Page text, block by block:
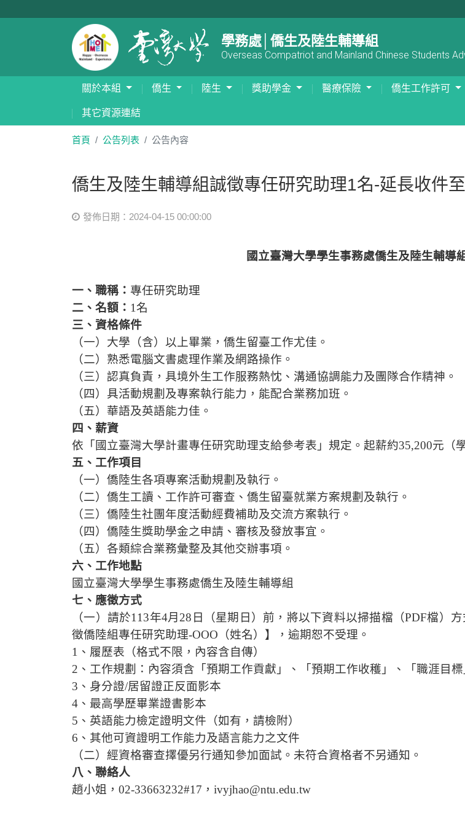
學務處│僑生及陸生輔導組
Overseas Compatriot and Mainland Chinese Students
關於本組 僑生 陸生 獎助學金 醫療保險 僑生工作許可
其它資源連結
首頁 公告列表 公告內容
僑生及陸生輔導組誠徵專任研究助理1名-延長收件
發佈日期：2024-04-15 00:00:00
國立臺灣大學學生事務處僑生及陸生輔導
一、職稱： 專任研究助理
二、名額： 1名
三、資格條件
（一）大學（含）以上畢業，僑生留臺工作尤佳。
（二）熟悉電腦文書處理作業及網路操作。
（三）認真負責，具境外生工作服務熱忱、溝通協調能力及團隊合作精神。
（四）具活動規劃及專案執行能力，能配合業務加班。
（五）華語及英語能力佳。
四、薪資
依「國立臺灣大學計畫專任研究助理支給參考表」規定。起薪約35,200元（
五、工作項目
（一）僑陸生各項專案活動規劃及執行。
（二）僑生工讀、工作許可審查、僑生留臺就業方案規劃及執行。
（三）僑陸生社團年度活動經費補助及交流方案執行。
（四）僑陸生獎助學金之申請、審核及發放事宜。
（五）各類綜合業務彙整及其他交辦事項。
六、工作地點
國立臺灣大學學生事務處僑生及陸生輔導組
七、應徵方式
（一）請於113年4月 28 日（星期日）前，將以下資料以掃描檔（PDF檔）方
徵僑陸組專任研究助理-OOO （姓名）】，逾期恕不受理。
1 、履歷表（格式不限，內容含自傳）
2 、工作規劃 ： 內容須含 「預期工作貢獻」、「預期工作收穫」、「職涯目標
3 、身分證/居留證正反面影本
4 、最高學歷畢業證書影本
5 、英語能力檢定證明文件（如有，請檢附）
6 、其他可資證明工作能力及語言能力之文件
（二）經資格審查擇優另行通知參加面試。未符合資格者不另通知。
八、聯絡人
趙小姐， 02-33663232#17 ， ivyjhao@ntu.edu.tw